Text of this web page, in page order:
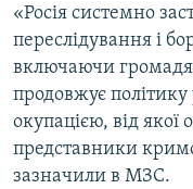
«Росія системно
переслідування і
включаючи
продовжує політику
окупацією, від
представники
зазначили в МЗС.